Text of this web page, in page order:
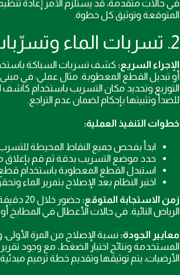
في حالات متقدمة، قد يستلزم الأمر إعادة
المتوقعة وتوثيق كل خطوة.
2. تسربات الماء وتسرّبات السباكة في الشقق والفلل والمجمعات
الإجراء السريع: كشف تسربات السباكة
أو تبديل القطع المعطوبة. مثال عملي: في
التوزيع وتحديد مكان التسريب باستخدام كاشف
للصدأ وتثبيتها بإحكام لضمان عدم التراجع.
خطوات التنفيذ العملية:
ابدأ بفحص جميع النقاط المحيطة
حدد موضع التسريب بدقة ثم قم بإغلاق
استبدل القطع المعطوبة باستخدام قطع
اختبر النظام بعد الإصلاح بتمرير
زمن الاستجابة المتوقع:
حضور
الرياض النائية. في حالات الأعطال في المطابخ
معايير الجودة: نسبة الإصلاح من المرة
المستخدمة ونتائج اختبار الضغط، مع وجود
الأرضيات، يتم توثيقها وتقديم خطة ترميم